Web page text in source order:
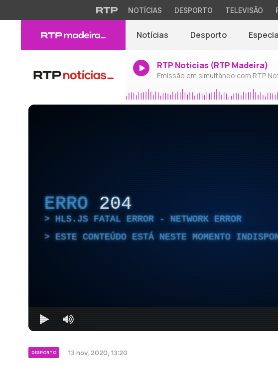
NOTÍCIAS DESPORTO TELEVISÃO
Notícias Desporto
RTP Notícias (RTP Madeira)
Emissão em simultâneo com RTP
ERRO 204
HLS.JS FATAL ERROR - NETWORK ERROR
ESTE CONTEÚDO ESTÁ NESTE MOMENTO
DESPORTO 13 nov, 2020, 13:20